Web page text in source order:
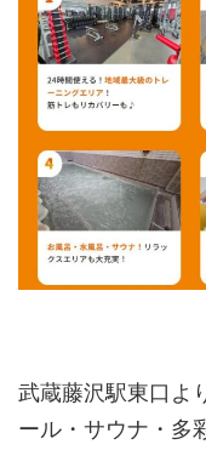
武蔵藤沢駅東口よ
ール・サウナ・多